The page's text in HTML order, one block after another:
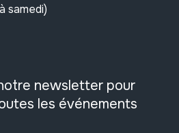
samedi)
newsletter pour
les événements